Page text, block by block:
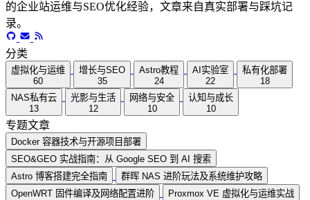
的企业站运维与SEO优化经验，文章来自真实部署与踩坑记
录。
分类
虚拟化与运维
60
增长与SEO
35
Astro教程
24
AI实验室
22
私有化部署
18
NAS私有云
13
光影与生活
12
网络与安全
10
认知与成长
10
专题文章
Docker 容器技术与开源项目部署
SEO&GEO 实战指南：从 Google SEO 到 AI 搜索
Astro 博客搭建完全指南
群晖 NAS 进阶玩法及系统维护攻略
OpenWRT 固件编译及网络配置进阶
Proxmox VE 虚拟化与运维实战